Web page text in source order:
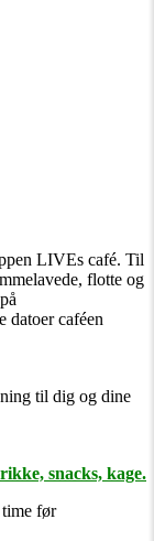
LIVEs café. Til
flotte og
datoer caféen
til dig og dine
snacks, kage.
time før